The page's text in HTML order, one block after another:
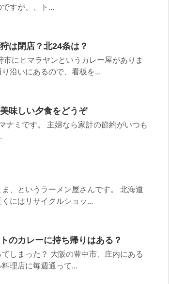
すが、、ト...
は閉店？北24条は？
にヒマラヤンというカレー屋がありま
沿いにあるので、看板を...
味しい夕食をどうぞ
ナミです。 主婦なら家計の節約がいつも
、というラーメン屋さんです。 北海道
にはリサイクルショッ...
のカレーに持ち帰りはある？
しまった？ 大阪の豊中市、庄内にある
理店に毎週通って...